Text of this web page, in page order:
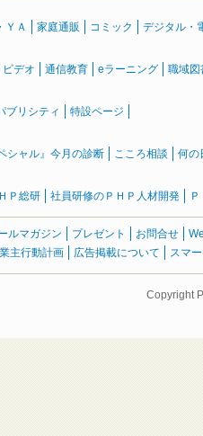
ＹＡ 家庭通販 コミック デジタル・
ビデオ 通信教育 eラーニング 職域図
ブリシティ 特設ページ
シャル』今月の診断 こころ相談 何の
Ｐ総研 社員研修のＰＨＰ人材開発
ルマガジン プレゼント お問合せ
主行動計画 広告掲載について スマ
Copyright